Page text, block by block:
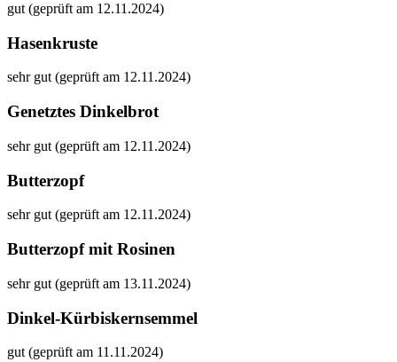
gut (geprüft am 12.11.2024)
Hasenkruste
sehr gut (geprüft am 12.11.2024)
Genetztes Dinkelbrot
sehr gut (geprüft am 12.11.2024)
Butterzopf
sehr gut (geprüft am 12.11.2024)
Butterzopf mit Rosinen
sehr gut (geprüft am 13.11.2024)
Dinkel-Kürbiskernsemmel
gut (geprüft am 11.11.2024)